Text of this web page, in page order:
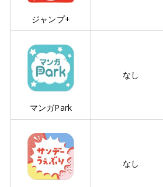
ジャンプ+
マンガPark
なし
なし